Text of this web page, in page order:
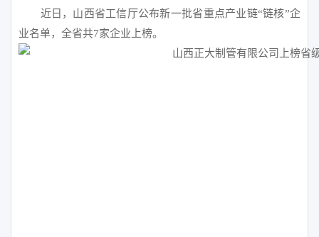
近日，山西省工信厅公布新一批省重点产业链“链核”企
业名单，全省共7家企业上榜。